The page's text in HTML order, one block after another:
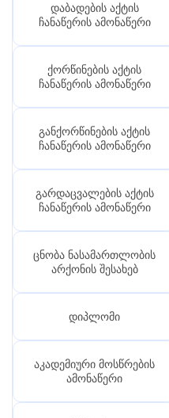
დაბადების აქტის
ჩანაწერის ამონაწერი
ქორწინების აქტის
ჩანაწერის ამონაწერი
განქორწინების აქტის
ჩანაწერის ამონაწერი
გარდაცვალების აქტის
ჩანაწერის ამონაწერი
ცნობა ნასამართლობის
არქონის შესახებ
დიპლომი
აკადემიური მოსწრების
ამონაწერი